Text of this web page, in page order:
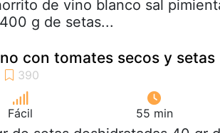
de vino blanco sal
g de setas...
con tomates secos y setas
Fácil 55 min